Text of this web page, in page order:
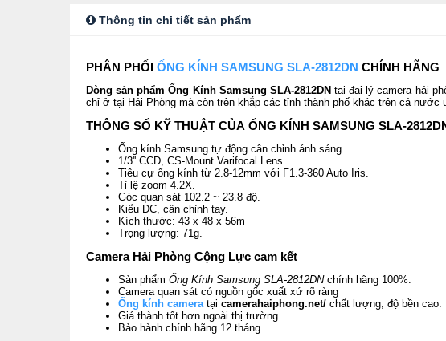
Thông tin chi tiết sản phẩm
PHÂN PHỐI ỐNG KÍNH SAMSUNG SLA-2812DN CHÍNH HÃNG
Dòng sản phẩm Ống Kính Samsung SLA-2812DN tại đại lý camera hải
chỉ ở tại Hải Phòng mà còn trên khắp các tỉnh thành phố khác trên cả nước
THÔNG SỐ KỸ THUẬT CỦA ỐNG KÍNH SAMSUNG SLA-
Ống kính Samsung tự động cân chỉnh ánh sáng.
1/3'' CCD, CS-Mount Varifocal Lens.
Tiêu cự ống kính từ 2.8-12mm với F1.3-360 Auto Iris.
Tỉ lệ zoom 4.2X.
Góc quan sát 102.2 ~ 23.8 độ.
Kiểu DC, cân chỉnh tay.
Kích thước: 43 x 48 x 56m
Trọng lượng: 71g.
Camera Hải Phòng Cộng Lực cam kết
Sản phẩm Ống Kính Samsung SLA-2812DN chính hãng 100%.
Camera quan sát có nguồn gốc xuất xứ rõ ràng
Ống kính cameratại camerahaiphong.net/ chất lượng, độ bền
Giá thành tốt hơn ngoài thị trường.
Bảo hành chính hãng 12 tháng